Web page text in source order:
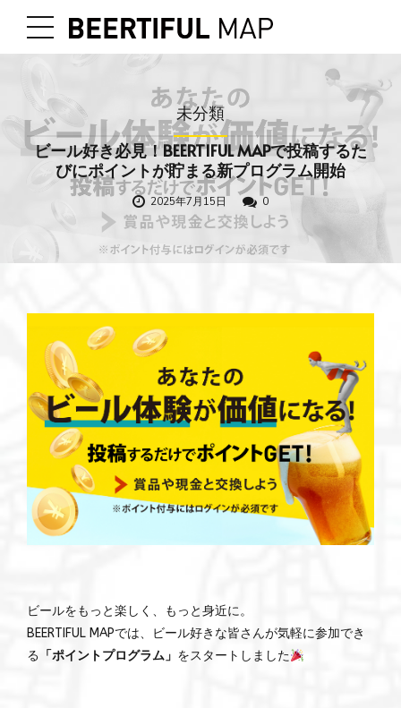
未分類
ビール好き必見！BEERTIFUL MAPで投稿するた
びにポイントが貯まる新プログラム開始
2025年7月15日 0
ビールをもっと楽しく、もっと身近に。
BEERTIFUL MAPでは、ビール好きな皆さんが気軽に参加でき
る 「ポイントプログラム」 をスタートしました